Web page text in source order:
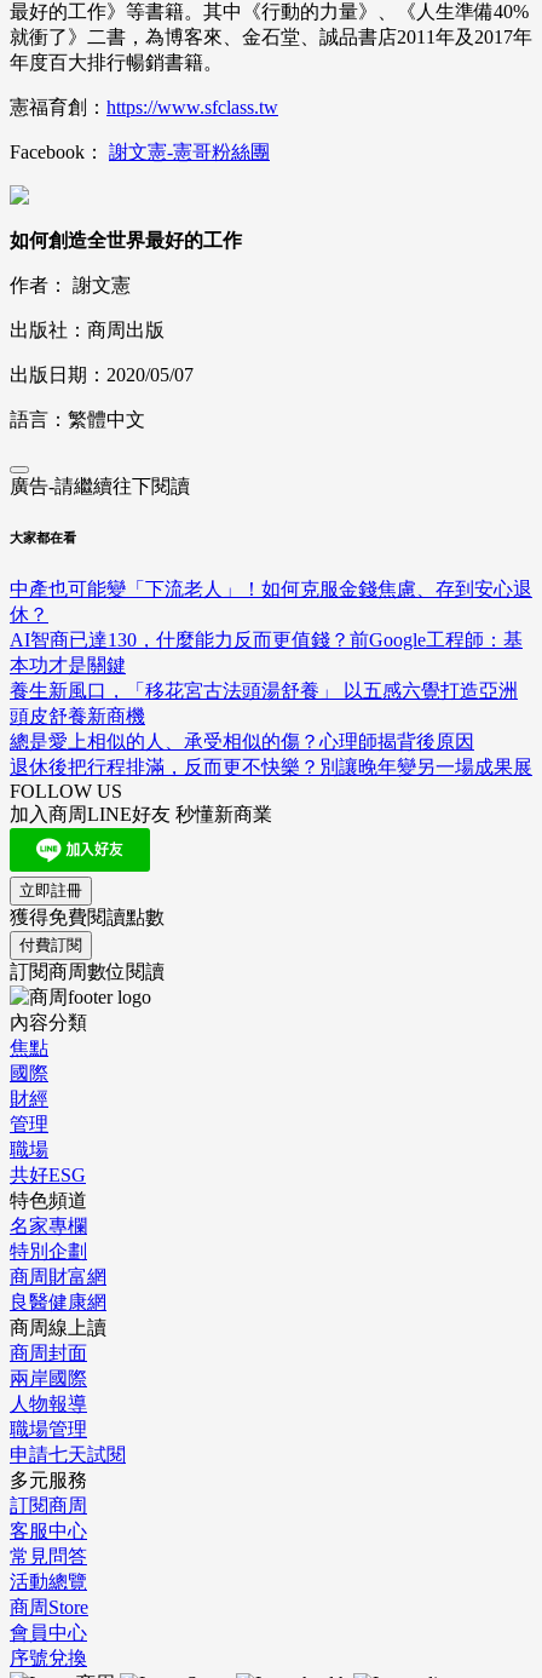
最好的工作》等書籍。其中《行動的力量》、《人生準備40%
就衝了》二書，為博客來、金石堂、誠品書店2011年及2017年
年度百大排行暢銷書籍。
憲福育創： https://www.sfclass.tw
Facebook： 謝文憲-憲哥粉絲團
如何創造全世界最好的工作
作者： 謝文憲
出版社：商周出版
出版日期：2020/05/07
語言：繁體中文
廣告-請繼續往下閱讀
大家都在看
中產也可能變「下流老人」！如何克服金錢焦慮、存到安心退
休？
AI智商已達130，什麼能力反而更值錢？前Google工程師：基
本功才是關鍵
養生新風口，「移花宮古法頭湯舒養」 以五感六覺打造亞洲
頭皮舒養新商機
總是愛上相似的人、承受相似的傷？心理師揭背後原因
退休後把行程排滿，反而更不快樂？別讓晚年變另一場成果展
FOLLOW US
加入商周LINE好友 秒懂新商業
立即註冊
獲得免費閱讀點數
付費訂閱
訂閱商周數位閱讀
內容分類
焦點
國際
財經
管理
職場
共好ESG
特色頻道
名家專欄
特別企劃
商周財富網
良醫健康網
商周線上讀
商周封面
兩岸國際
人物報導
職場管理
申請七天試閱
多元服務
訂閱商周
客服中心
常見問答
活動總覽
商周Store
會員中心
序號兌換